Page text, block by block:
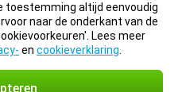
toestemming altijd eenvoudig
naar de onderkant van de
Lees meer
en cookieverklaring